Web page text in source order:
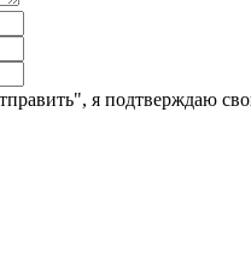
я подтверждаю